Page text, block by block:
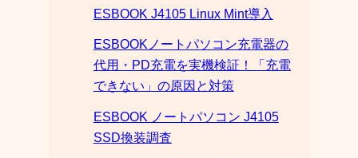
ESBOOK J4105 Linux Mint導入
ESBOOKノートパソコン充電器の
代用・PD充電を実機検証！「充電
できない」の原因と対策
ESBOOK ノートパソコン J4105
SSD換装調査